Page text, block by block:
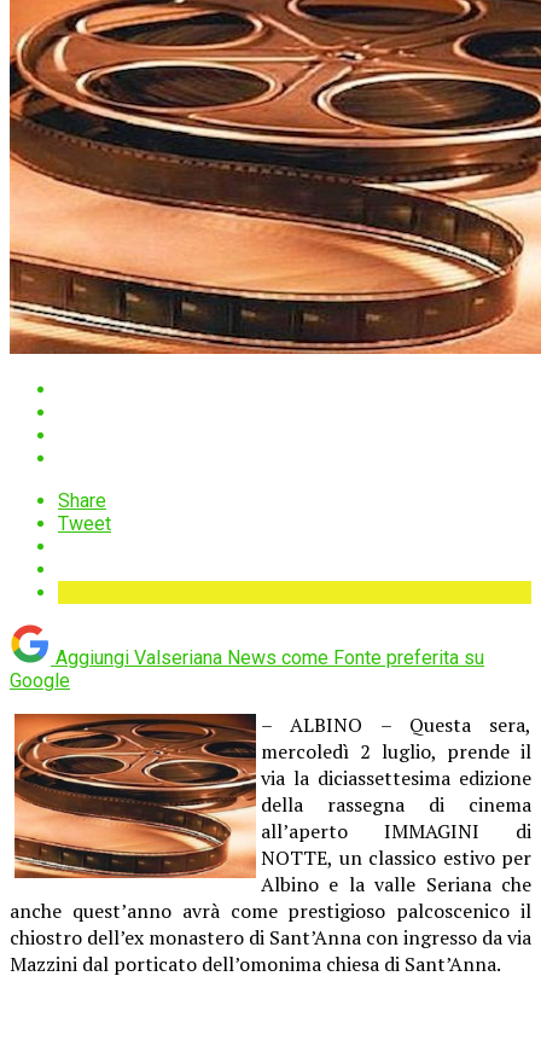
Share
Tweet
Aggiungi Valseriana News come Fonte preferita su
Google
– ALBINO – Questa sera,
mercoledì 2 luglio, prende il
via la diciassettesima edizione
della rassegna di cinema
all’aperto IMMAGINI di
NOTTE, un classico estivo per
Albino e la valle Seriana che
anche quest’anno avrà come prestigioso palcoscenico il
chiostro dell’ex monastero di Sant’Anna con ingresso da via
Mazzini dal porticato dell’omonima chiesa di Sant’Anna.